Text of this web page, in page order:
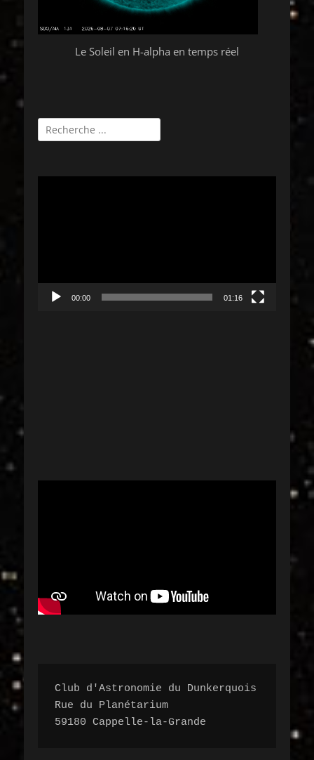
Le Soleil en H-alpha en temps réel
Rechercher :
00:00 01:16
Club d'Astronomie du Dunkerquois
Rue du Planétarium
59180 Cappelle-la-Grande